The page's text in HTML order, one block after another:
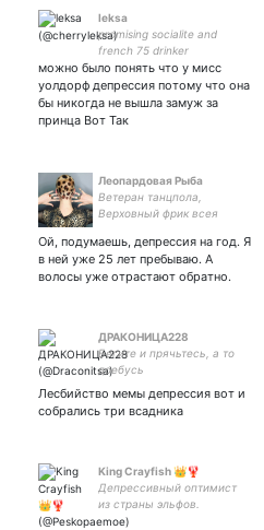
leksa
promising socialite and
french 75 drinker
можно было понять что у мисс
уолдорф депрессия потому что она
бы никогда не вышла замуж за
принца Вот Так
Леопардовая Рыба
Ветеран танцпола,
Верховный фрик всея
разведчик, кулинар-
фанатик, стилист-
самозванец, адепт Церкви
Ой, подумаешь, депрессия на год. Я
в ней уже 25 лет пребываю. А
волосы уже отрастают обратно.
ДРАКОНИЦА228
Бегите и прячьтесь, а то
доебусь
Лесбийство мемы депрессия вот и
собрались три всадника
King Crayfish 👑🦞
Депрессивный оптимист
из страны эльфов.